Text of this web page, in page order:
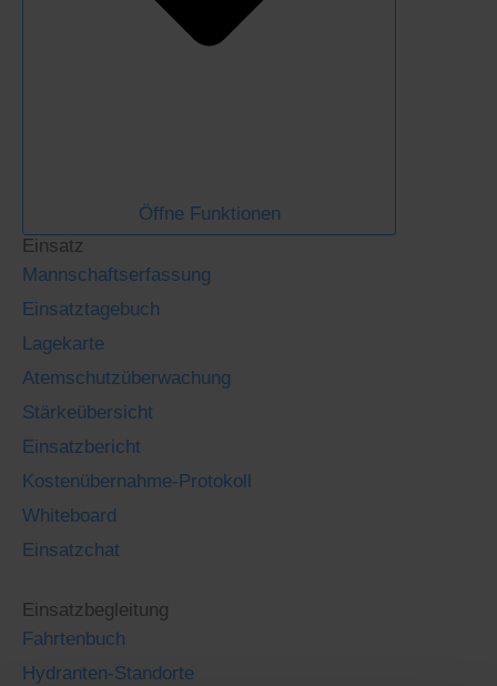
Öffne Funktionen
Einsatz
Mannschaftserfassung
Einsatztagebuch
Lagekarte
Atemschutzüberwachung
Stärkeübersicht
Einsatzbericht
Kostenübernahme-Protokoll
Whiteboard
Einsatzchat
Einsatzbegleitung
Fahrtenbuch
Hydranten-Standorte